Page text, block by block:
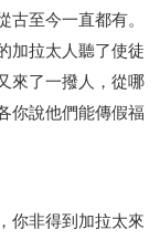
至今一直都有。
加拉太人聽了使徒
來了一撥人，從哪
你說他們能傳假福
你非得到加拉太來